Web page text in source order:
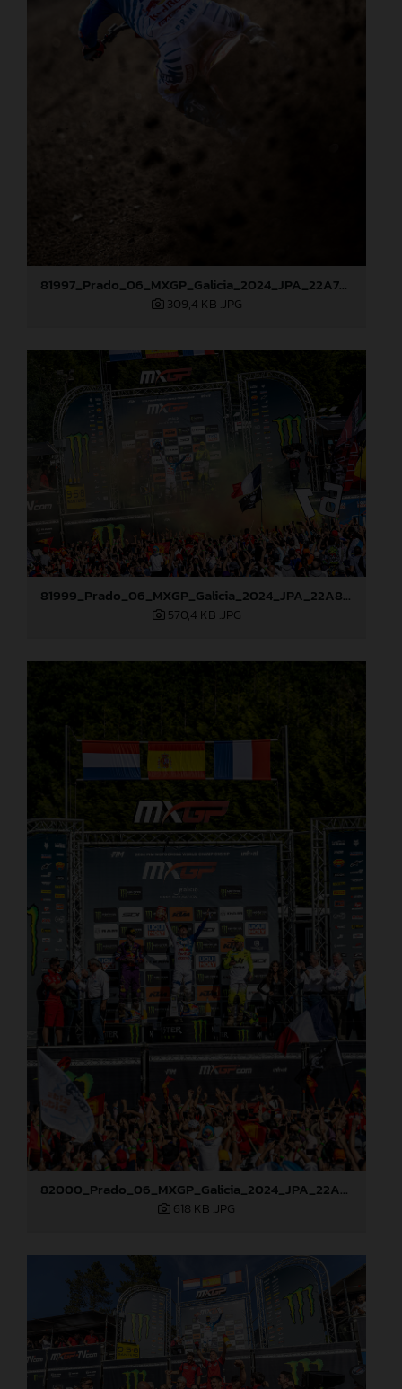
81997_Prado_06_MXGP_Galicia_2024_JPA_22A7686
309,4 KB .JPG
81999_Prado_06_MXGP_Galicia_2024_JPA_22A8052
570,4 KB .JPG
82000_Prado_06_MXGP_Galicia_2024_JPA_22A8227
618 KB .JPG